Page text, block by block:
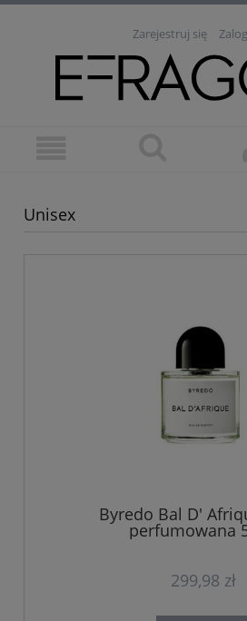
Zarejestruj się
Unisex
Byredo Bal D'
perfumowana
299,98 zł